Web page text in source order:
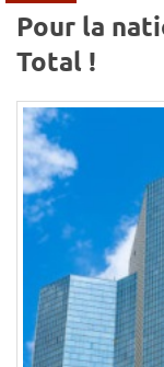
Pour la
Total !